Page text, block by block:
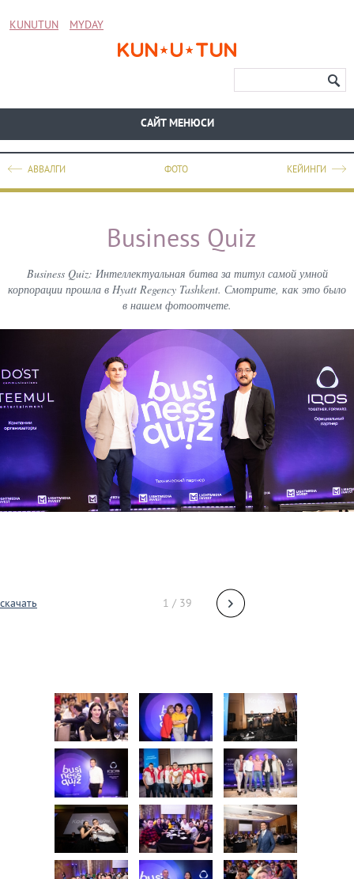
KUNUTUN MYDAY
CАЙТ МЕНЮСИ
ФОТО
АВВАЛГИ КЕЙИНГИ
Business Quiz
Business Quiz: Интеллектуальная битва за титул самой умной
корпорации прошла в Hyatt Regency Tashkent. Смотрите, как это было
в нашем фотоотчете.
скачать 1 / 39